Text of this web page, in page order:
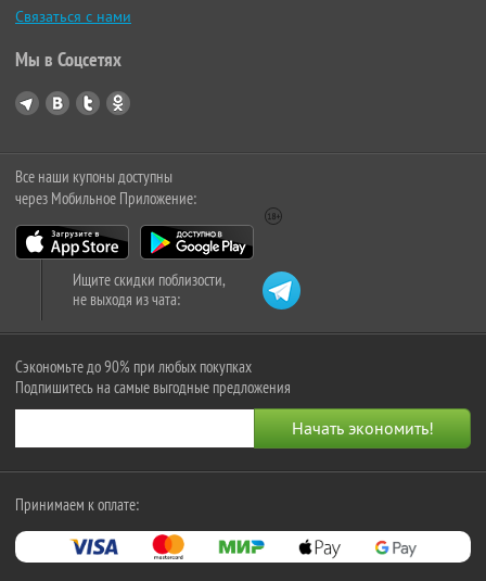
Связаться с нами
Мы в Соцсетях
Все наши купоны доступны
через Мобильное Приложение:
Ищите скидки поблизости,
не выходя из чата:
Сэкономьте до 90% при любых покупках
Подпишитесь на самые выгодные предложения
Принимаем к оплате: